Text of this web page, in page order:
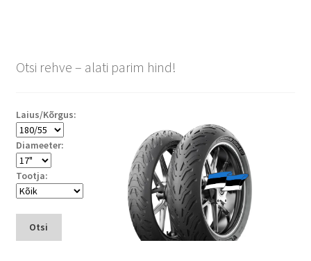
Otsi rehve – alati parim hind!
Laius/Kõrgus:
Diameeter:
Tootja:
Otsi